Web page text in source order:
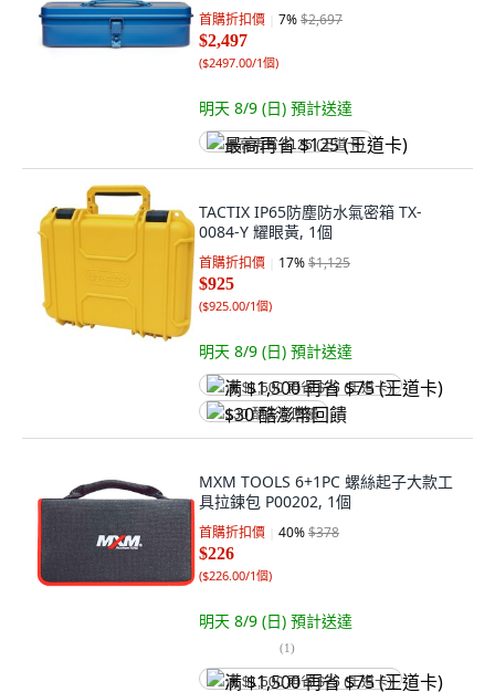
首購折扣價 7%$2,697
$2,497
($2497.00/1個)
明天 8/9 (日) 預計送達
最高再省 $125 (王道卡)
TACTIX IP65防塵防水氣密箱 TX-
0084-Y 耀眼黃, 1個
首購折扣價 17%$1,125
$925
($925.00/1個)
明天 8/9 (日) 預計送達
满 $1,500 再省 $75 (王道卡)
$30 酷澎幣回饋
MXM TOOLS 6+1PC 螺絲起子大款工
具拉鍊包 P00202, 1個
首購折扣價 40%$378
$226
($226.00/1個)
明天 8/9 (日) 預計送達
(1)
满 $1,500 再省 $75 (王道卡)